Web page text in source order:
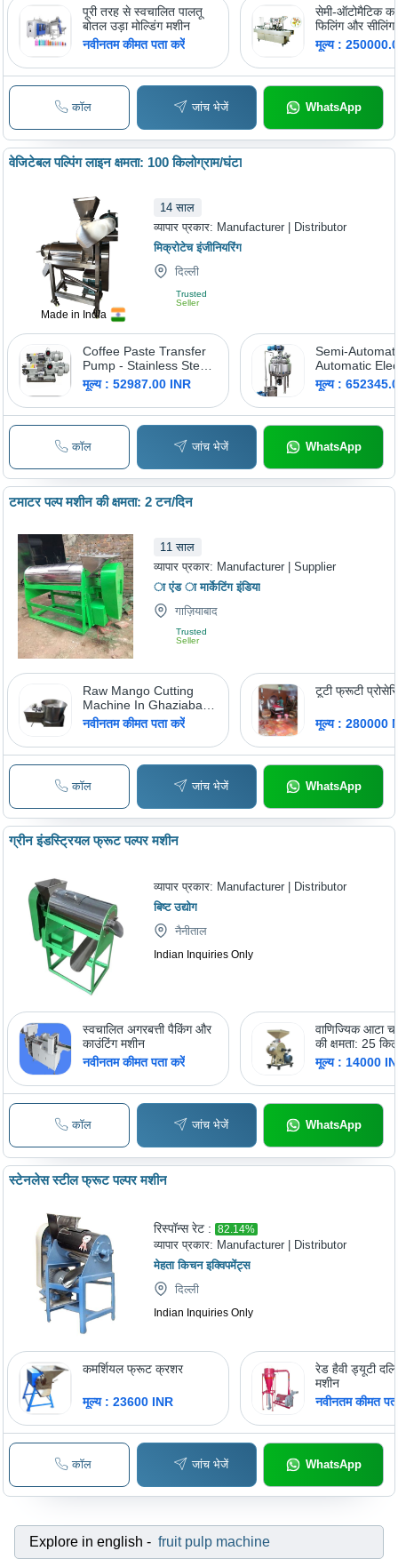
पूरी तरह से स्वचालित पालतू
बोतल उड़ा मोल्डिंग मशीन
नवीनतम कीमत पता करें
सेमी-ऑटोमैटिक
फिलिंग और सीलिंग
मूल्य :
कॉल जांच भेजें WhatsApp
Made in India
वेजिटेबल पल्पिंग लाइन क्षमता: 100 किलोग्राम/घंटा
14 साल
व्यापार प्रकार: Manufacturer | Distributor
मिक्रोटेच इंजीनियरिंग
दिल्ली
Trusted
Seller
Coffee Paste Transfer
Pump - Stainless Steel,
50mm Size, Mirror
Polish, 10 mÂ³/h Flow
Rate, 10 Bar Head
Size, 12 Inch Height,
Mechanical Seal
मूल्य : 52987.00 INR
Semi-
Automatic
Powered
Making
मूल्य :
कॉल जांच भेजें WhatsApp
टमाटर पल्प मशीन की क्षमता: 2 टन/दिन
11 साल
व्यापार प्रकार: Manufacturer | Supplier
ा एंड ा मार्केटिंग इंडिया
गाज़ियाबाद
Trusted
Seller
Raw Mango Cutting
Machine In Ghaziabad
A A Marketing India,
नवीनतम कीमत पता करें
टूटी फ्रूटी
मूल्य : 280000
कॉल जांच भेजें WhatsApp
ग्रीन इंडस्ट्रियल फ्रूट पल्पर मशीन
व्यापार प्रकार: Manufacturer | Distributor
बिष्ट उद्योग
नैनीताल
Indian Inquiries Only
स्वचालित अगरबत्ती पैकिंग और
काउंटिंग मशीन
नवीनतम कीमत पता करें
वाणिज्यिक आटा
की क्षमता: 25
मूल्य : 14000
कॉल जांच भेजें WhatsApp
स्टेनलेस स्टील फ्रूट पल्पर मशीन
रिस्पॉन्स रेट : 82.14%
व्यापार प्रकार: Manufacturer | Distributor
मेहता किचन इक्विपमेंट्स
दिल्ली
Indian Inquiries Only
कमर्शियल फ्रूट क्रशर
मूल्य : 23600 INR
रेड हैवी ड्यूटी
मशीन
नवीनतम कीमत
कॉल जांच भेजें WhatsApp
Explore in english - fruit pulp machine